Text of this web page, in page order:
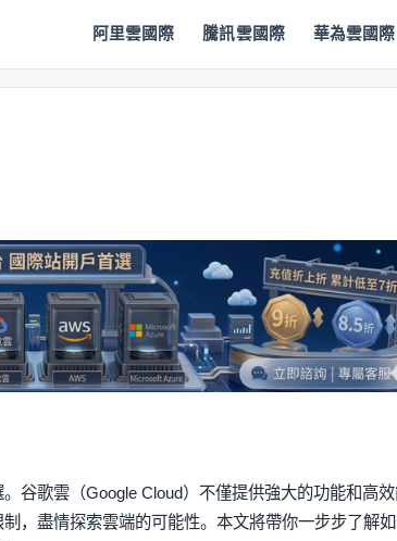
阿里雲國際 騰訊雲國際 華為雲國際
谷歌雲（Google Cloud）不僅提供強大的功能和高
，盡情探索雲端的可能性。本文將帶你一步步了解